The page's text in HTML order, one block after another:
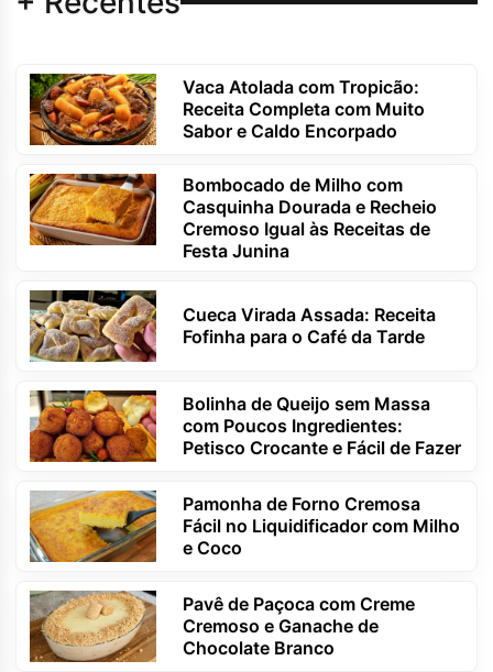
Vaca Atolada com Tropicão:
Receita Completa com Muito
Sabor e Caldo Encorpado
Bombocado de Milho com
Casquinha Dourada e Recheio
Cremoso Igual às Receitas de
Festa Junina
Cueca Virada Assada: Receita
Fofinha para o Café da Tarde
Bolinha de Queijo sem Massa
com Poucos Ingredientes:
Petisco Crocante e Fácil de Fazer
Pamonha de Forno Cremosa
Fácil no Liquidificador com Milho
e Coco
Pavê de Paçoca com Creme
Cremoso e Ganache de
Chocolate Branco